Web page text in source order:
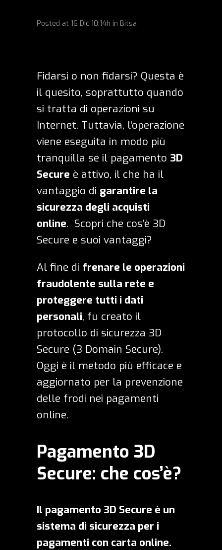
Posted at 16 Dic 10:14h in Bitsa
Fidarsi o non fidarsi? Questa è
il quesito, soprattutto quando
si tratta di operazioni su
Internet. Tuttavia, l’operazione
viene eseguita in modo più
tranquilla se il pagamento 3D
Secure è attivo, il che ha il
vantaggio di garantire la
sicurezza degli acquisti
online. Scopri che cos’è 3D
Secure e suoi vantaggi?
Al fine di frenare le operazioni
fraudolente sulla rete e
proteggere tutti i dati
personali, fu creato il
protocollo di sicurezza 3D
Secure (3 Domain Secure).
Oggi è il metodo più efficace e
aggiornato per la prevenzione
delle frodi nei pagamenti
online.
Pagamento 3D
Secure: che cos’è?
Il pagamento 3D Secure è un
sistema di sicurezza per i
pagamenti con carta online.